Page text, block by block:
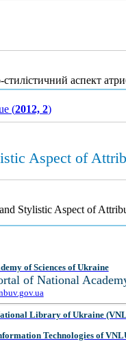
аспект
(2012, 2)
Aspect of
Stylistic Aspect of
of Sciences of Ukraine
of National
Library of Ukraine
Technologies of